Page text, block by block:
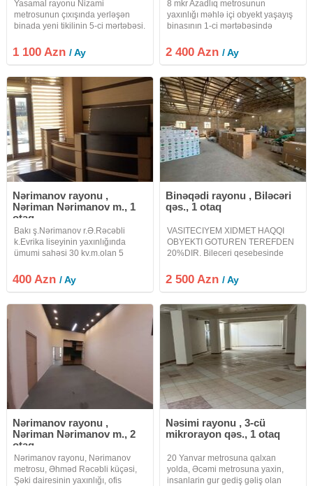
Yasamal rayonu Nizami
metrosunun çıxışında yerləşən
binada yeni tikilinin 5-ci mərtəbəsi.
mətbəx, kiçik qardirob, iki sanitar
qovşaq vardır.fooyesi genişdir
1 100 Azn/ Ay
8 mkr Azadlıq metrosunun
yaxınlığı məhlə içi obyekt yaşayış
binasının 1-ci mərtəbəsində
şəkillərdir.öndə 3 qapı arxada isə
1 qapısı vardır. döşəmə
metrdir.obyektdə 4
2 400 Azn/ Ay
Nərimanov rayonu ,
Nəriman Nərimanov m., 1
otaq
Bakı ş.Nərimanov r.Ə.Rəcəbli
k.Evrika liseyinin yaxınlığında
ümumi sahəsi 30 kv.m.olan 5
mərtəbəsində yerləşən 1 otaqlı
ofis icarəyə verilir.Ofis boş
arendatora
400 Azn/ Ay
Binəqədi rayonu , Biləcəri
qəs., 1 otaq
VASITECIYEM XIDMET HAQQI
OBYEKTI GOTUREN TEREFDEN
20%DIR. Bileceri qesebesinde
500kvadratliq anbar icareye
verilir.Heyetyani sahesi
30kvadratliq ofisi, kandisaneri,
kombisi,
2 500 Azn/ Ay
Nərimanov rayonu ,
Nəriman Nərimanov m., 2
otaq
Nərimanov rayonu, Nərimanov
metrosu, Əhməd Rəcəbli küçəsi,
Şəki dairesinin yaxınlığı, ofis
Nəsimi rayonu , 3-cü
mikrorayon qəs., 1 otaq
20 Yanvar metrosuna qalxan
yolda, Əcəmi metrosuna yaxin,
insanlarin gur gediş gəliş olan